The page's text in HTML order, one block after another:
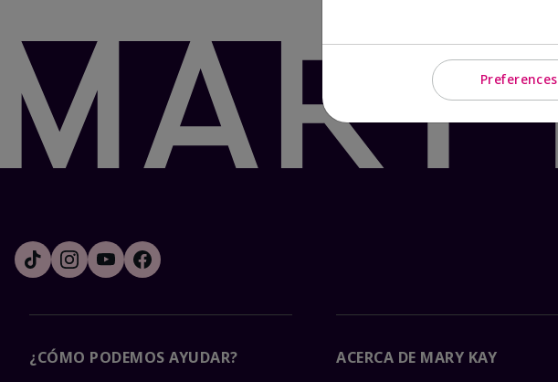
¿CÓMO PODEMOS AYUDAR? ACERCA DE MARY KAY
Preferences